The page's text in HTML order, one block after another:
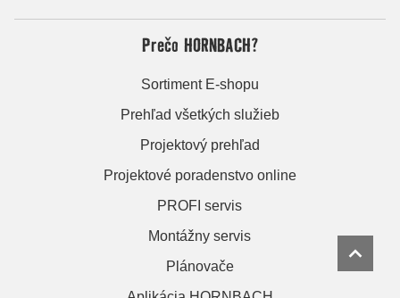
Prečo HORNBACH?
Sortiment E-shopu
Prehľad všetkých služieb
Projektový prehľad
Projektové poradenstvo online
PROFI servis
Montážny servis
Plánovače